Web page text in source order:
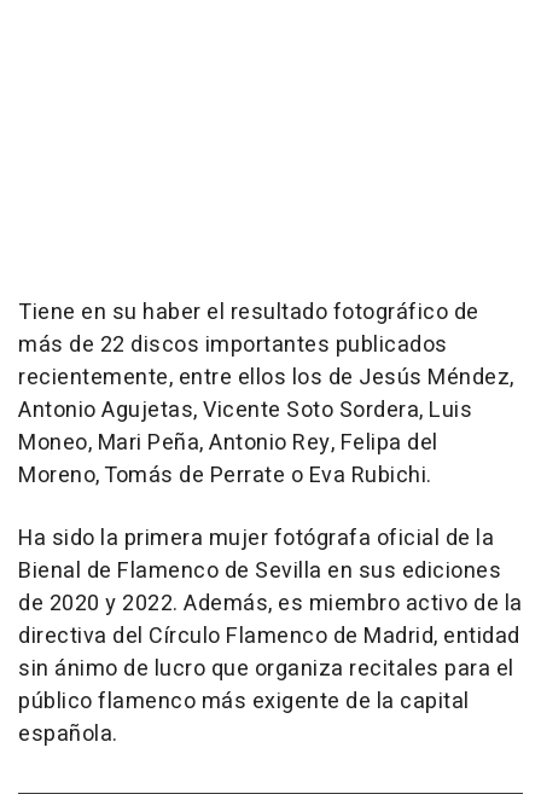
Tiene en su haber el resultado fotográfico de
más de 22 discos importantes publicados
recientemente, entre ellos los de Jesús Méndez,
Antonio Agujetas, Vicente Soto Sordera, Luis
Moneo, Mari Peña, Antonio Rey, Felipa del
Moreno, Tomás de Perrate o Eva Rubichi.
Ha sido la primera mujer fotógrafa oficial de la
Bienal de Flamenco de Sevilla en sus ediciones
de 2020 y 2022. Además, es miembro activo de la
directiva del Círculo Flamenco de Madrid, entidad
sin ánimo de lucro que organiza recitales para el
público flamenco más exigente de la capital
española.